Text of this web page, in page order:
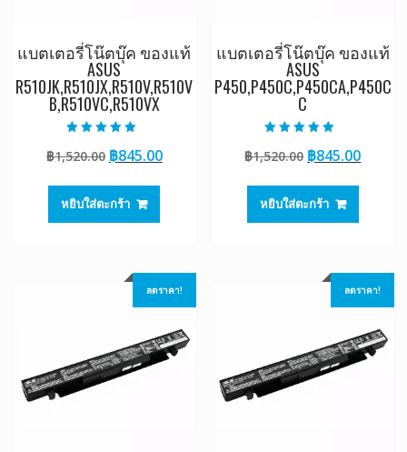
แบตเตอรี่โน๊ตบุ๊ค ของแท้
ASUS
R510JK,R510JX,R510V,R510V
B,R510VC,R510VX
5.00
ตั้งแต่ 1-5
฿1,520.00 Original
was:
฿1,520.00.
฿845.00Current
หยิบใส่ตะกร้า
แบตเตอรี่โน๊ตบุ๊ค ของแท้
ASUS
P450,P450C,P450CA,P450C
C
5.00
ตั้งแต่ 1-5
฿1,520.00 Original
was:
฿1,520.00.
฿845.00
หยิบใส่ตะกร้า
ลดราคา! ลดราคา!